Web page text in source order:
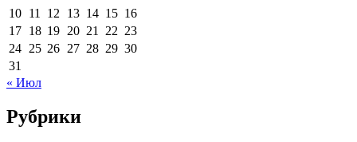
10 11 12 13 14 15 16
17 18 19 20 21 22 23
24 25 26 27 28 29 30
31
« Июл
Рубрики